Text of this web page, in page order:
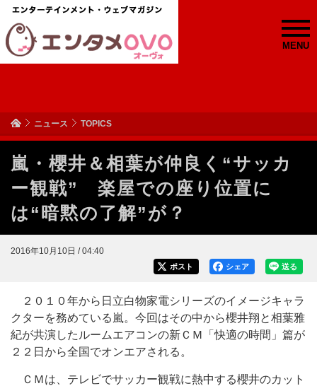
MENU
ニュース TOPICS
嵐・櫻井＆相葉が仲良く“サッカ
ー観戦” 楽屋での座り位置に
は“暗黙の了解”が？
2016年10月10日 / 04:40
送る
シェア
ポスト
２０１０年から日立白物家電シリーズのイメージキャラ
クターを務めている嵐。今回はその中から櫻井翔と相葉雅
紀が共演したルームエアコンの新ＣＭ「快適の時間」篇が
２２日から全国でオンエアされる。
ＣＭは、テレビでサッカー観戦に熱中する櫻井のカット